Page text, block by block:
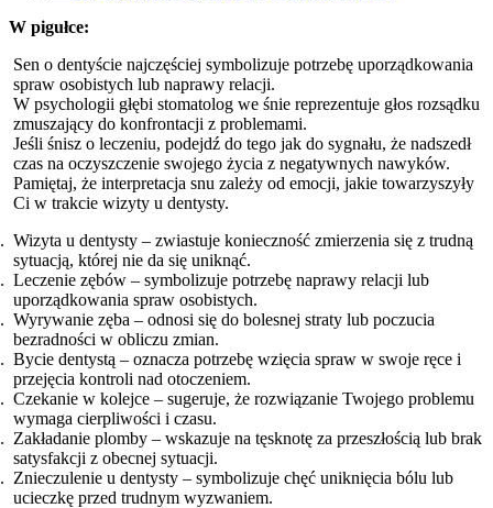
W pigułce:
Sen o dentyście najczęściej symbolizuje potrzebę uporządkowania
spraw osobistych lub naprawy relacji.
W psychologii głębi stomatolog we śnie reprezentuje głos rozsądku
zmuszający do konfrontacji z problemami.
Jeśli śnisz o leczeniu, podejdź do tego jak do sygnału, że nadszedł
czas na oczyszczenie swojego życia z negatywnych nawyków.
Pamiętaj, że interpretacja snu zależy od emocji, jakie towarzyszyły
Ci w trakcie wizyty u dentysty.
Wizyta u dentysty – zwiastuje konieczność zmierzenia się z trudną
sytuacją, której nie da się uniknąć.
Leczenie zębów – symbolizuje potrzebę naprawy relacji lub
uporządkowania spraw osobistych.
Wyrywanie zęba – odnosi się do bolesnej straty lub poczucia
bezradności w obliczu zmian.
Bycie dentystą – oznacza potrzebę wzięcia spraw w swoje ręce i
przejęcia kontroli nad otoczeniem.
Czekanie w kolejce – sugeruje, że rozwiązanie Twojego problemu
wymaga cierpliwości i czasu.
Zakładanie plomby – wskazuje na tęsknotę za przeszłością lub brak
satysfakcji z obecnej sytuacji.
Znieczulenie u dentysty – symbolizuje chęć uniknięcia bólu lub
ucieczkę przed trudnym wyzwaniem.